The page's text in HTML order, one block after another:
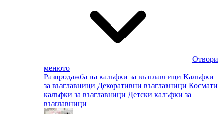
Отвори
менюто
Разпродажба на калъфки за възглавници Калъфки
за възглавници Декоративни възглавници Космати
калъфки за възглавници Детски калъфки за
възглавници